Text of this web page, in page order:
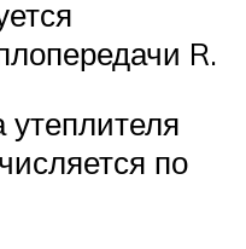
R.
по